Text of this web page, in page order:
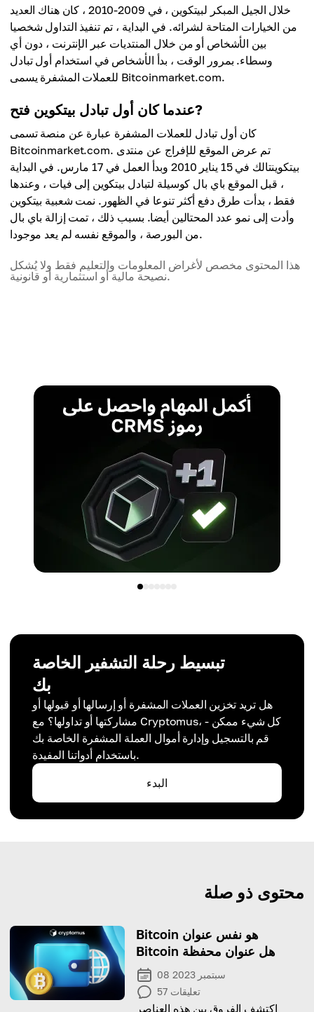
خلال الجيل المبكر لبيتكوين ، في 2009-2010 ، كان هناك العديد
من الخيارات المتاحة لشرائه. في البداية ، تم تنفيذ التداول شخصيا
بين الأشخاص أو من خلال المنتديات عبر الإنترنت ، دون أي
وسطاء. بمرور الوقت ، بدأ الأشخاص في استخدام أول تبادل
للعملات المشفرة يسمى Bitcoinmarket.com.
عندما كان أول تبادل بيتكوين فتح?
كان أول تبادل للعملات المشفرة عبارة عن منصة تسمى
Bitcoinmarket.com. تم عرض الموقع للإفراج عن منتدى
بيتكوينتالك في 15 يناير 2010 وبدأ العمل في 17 مارس. في البداية
، قبل الموقع باي بال كوسيلة لتبادل بيتكوين إلى فيات ، وعندها
فقط ، بدأت طرق دفع أكثر تنوعا في الظهور. نمت شعبية بيتكوين
وأدت إلى نمو عدد المحتالين أيضا. بسبب ذلك ، تمت إزالة باي بال
من البورصة ، والموقع نفسه لم يعد موجودا.
هذا المحتوى مخصص لأغراض المعلومات والتعليم فقط ولا يُشكل
نصيحة مالية أو استثمارية أو قانونية.
تبسيط رحلة التشفير الخاصة
بك
هل تريد تخزين العملات المشفرة أو إرسالها أو قبولها أو
مشاركتها أو تداولها؟ مع Cryptomus، كل شيء ممكن -
قم بالتسجيل وإدارة أموال العملة المشفرة الخاصة بك
باستخدام أدواتنا المفيدة.
البدء
محتوى ذو صلة
Bitcoin هو نفس عنوان
Bitcoin هل عنوان محفظة
08 سبتمبر 2023
57 تعليقات
اكتشف الفروق بين هذه العناصر